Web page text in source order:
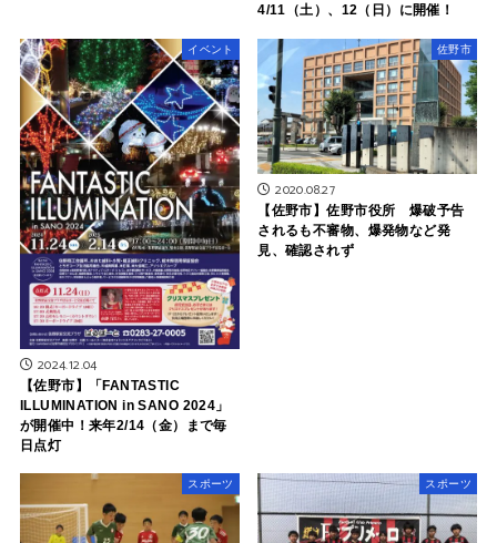
4/11（土）、12（日）に開催！
イベント
2024.12.04
【佐野市】「FANTASTIC
ILLUMINATION in SANO 2024」
が開催中！来年2/14（金）まで毎
日点灯
佐野市
2020.08.27
【佐野市】佐野市役所 爆破予告
されるも不審物、爆発物など発
見、確認されず
スポーツ スポーツ